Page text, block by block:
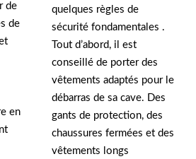
de
de
en
quelques règles de
sécurité fondamentales .
Tout d’abord, il est
conseillé de porter des
vêtements adaptés pour le
débarras de sa cave. Des
gants de protection, des
chaussures fermées et des
vêtements longs